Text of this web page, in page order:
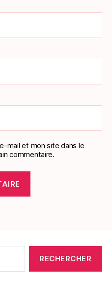
mail et mon site dans le
commentaire.